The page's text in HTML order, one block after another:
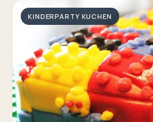
KINDERPARTY KUCHEN